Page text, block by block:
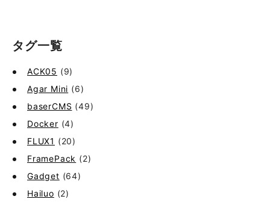
タグ一覧
ACK05 (9)
Agar Mini (6)
baserCMS (49)
Docker (4)
FLUX1 (20)
FramePack (2)
Gadget (64)
Hailuo (2)